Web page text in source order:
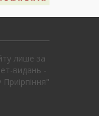
лише за
видань -